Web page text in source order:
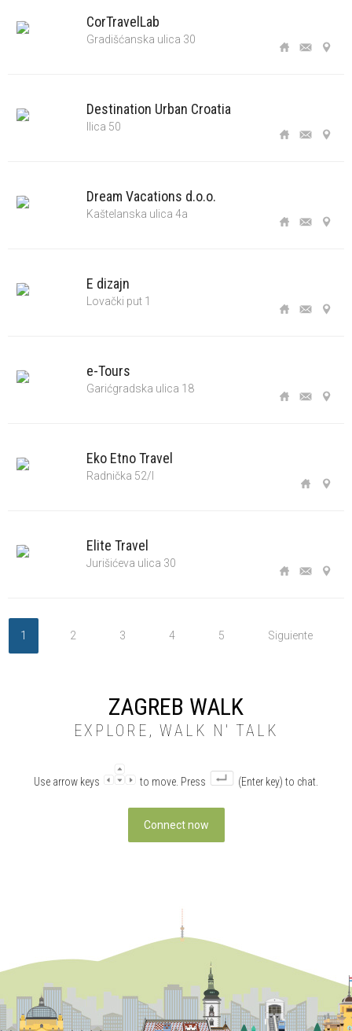
CorTravelLab
Gradišćanska ulica 30
Destination Urban Croatia
Ilica 50
Dream Vacations d.o.o.
Kaštelanska ulica 4a
E dizajn
Lovački put 1
e-Tours
Garićgradska ulica 18
Eko Etno Travel
Radnička 52/I
Elite Travel
Jurišićeva ulica 30
1 2 3 4 5 Siguiente
ZAGREB WALK
EXPLORE, WALK N' TALK
Use arrow keys to move. Press (Enter key) to chat.
Connect now